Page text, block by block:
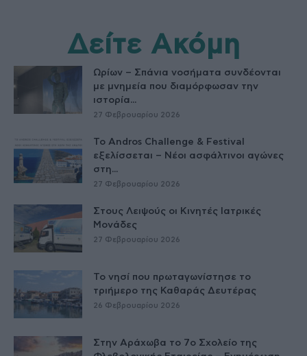
Δείτε Ακόμη
Ωρίων – Σπάνια νοσήματα συνδέονται
με μνημεία που διαμόρφωσαν την
ιστορία...
27 Φεβρουαρίου 2026
Το Andros Challenge & Festival
εξελίσσεται – Νέοι ασφάλτινοι αγώνες
στη...
27 Φεβρουαρίου 2026
Στους Λειψούς οι Κινητές Ιατρικές
Μονάδες
27 Φεβρουαρίου 2026
Το νησί που πρωταγωνίστησε το
τριήμερο της Καθαράς Δευτέρας
26 Φεβρουαρίου 2026
Στην Αράχωβα το 7ο Σχολείο της